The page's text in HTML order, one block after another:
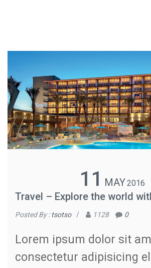
11 MAY2016
Travel – Explore the world
Posted By :tsotso / 1128 0
Lorem ipsum dolor sit
consectetur adipisicing